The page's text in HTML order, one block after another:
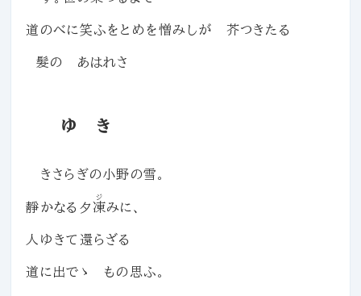
道のべに笑ふをとめを憎みしが 芥つきたる
髮の あはれさ
ゆ き
きさらぎの小野の雪。
靜かなる夕 凍
ジ
みに、
人ゆきて還らざる
道に出でゝ もの思ふ。